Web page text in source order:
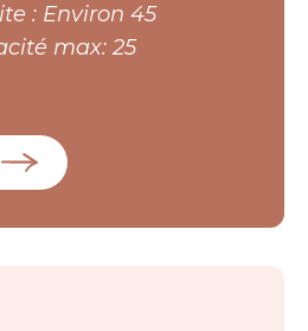
: Environ 45
max: 25